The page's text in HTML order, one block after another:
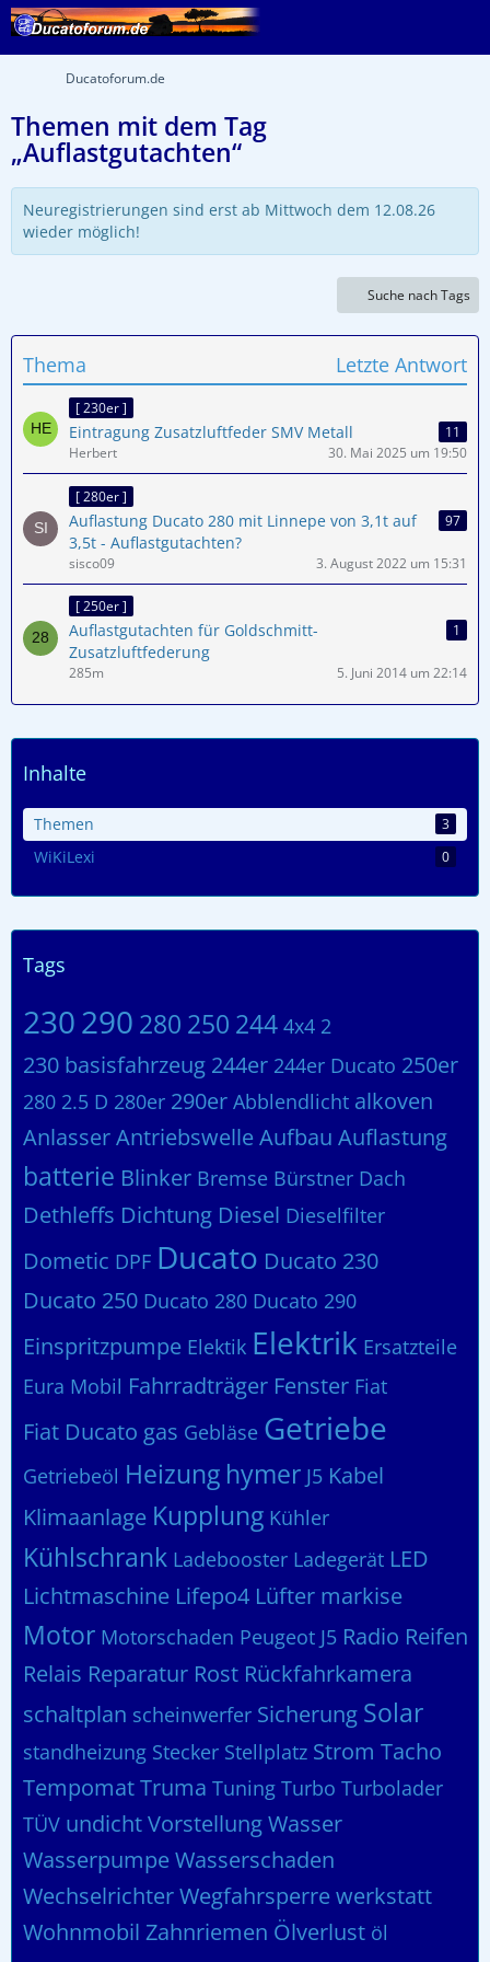
Ducatoforum.de
Themen mit dem Tag
„Auflastgutachten“
Neuregistrierungen sind erst ab Mittwoch dem 12.08.26
wieder möglich!
Suche nach Tags
Thema Letzte Antwort
[ 230er ]
Eintragung Zusatzluftfeder SMV Metall
11
Herbert
30. Mai 2025 um 19:50
[ 280er ]
Auflastung Ducato 280 mit Linnepe von 3,1t auf
3,5t - Auflastgutachten?
97
sisco09 3. August 2022 um 15:31
[ 250er ]
Auflastgutachten für Goldschmitt-
Zusatzluftfederung
1
285m 5. Juni 2014 um 22:14
Inhalte
Themen 3
WiKiLexi 0
Tags
230290 280 250 244 4x4 2
230 basisfahrzeug 244er 244er Ducato 250er
280 2.5 D 280er 290er Abblendlicht alkoven
AnlasserAntriebswelleAufbau Auflastung
batterie Blinker Bremse Bürstner Dach
Dethleffs Dichtung Diesel Dieselfilter
Dometic DPF Ducato Ducato 230
Ducato 250 Ducato 280 Ducato 290
Einspritzpumpe Elektik Elektrik Ersatzteile
Eura Mobil Fahrradträger Fenster Fiat
Fiat Ducato gas Gebläse Getriebe
Getriebeöl Heizung hymer J5 Kabel
Klimaanlage Kupplung Kühler
Kühlschrank Ladebooster Ladegerät LED
Lichtmaschine Lifepo4 Lüfter markise
Motor Motorschaden Peugeot J5 Radio Reifen
Relais Reparatur Rost Rückfahrkamera
schaltplan scheinwerfer Sicherung Solar
standheizung Stecker Stellplatz Strom Tacho
TempomatTruma Tuning Turbo Turbolader
TÜV undichtVorstellungWasser
WasserpumpeWasserschaden
WechselrichterWegfahrsperrewerkstatt
Wohnmobil Zahnriemen Ölverlust öl